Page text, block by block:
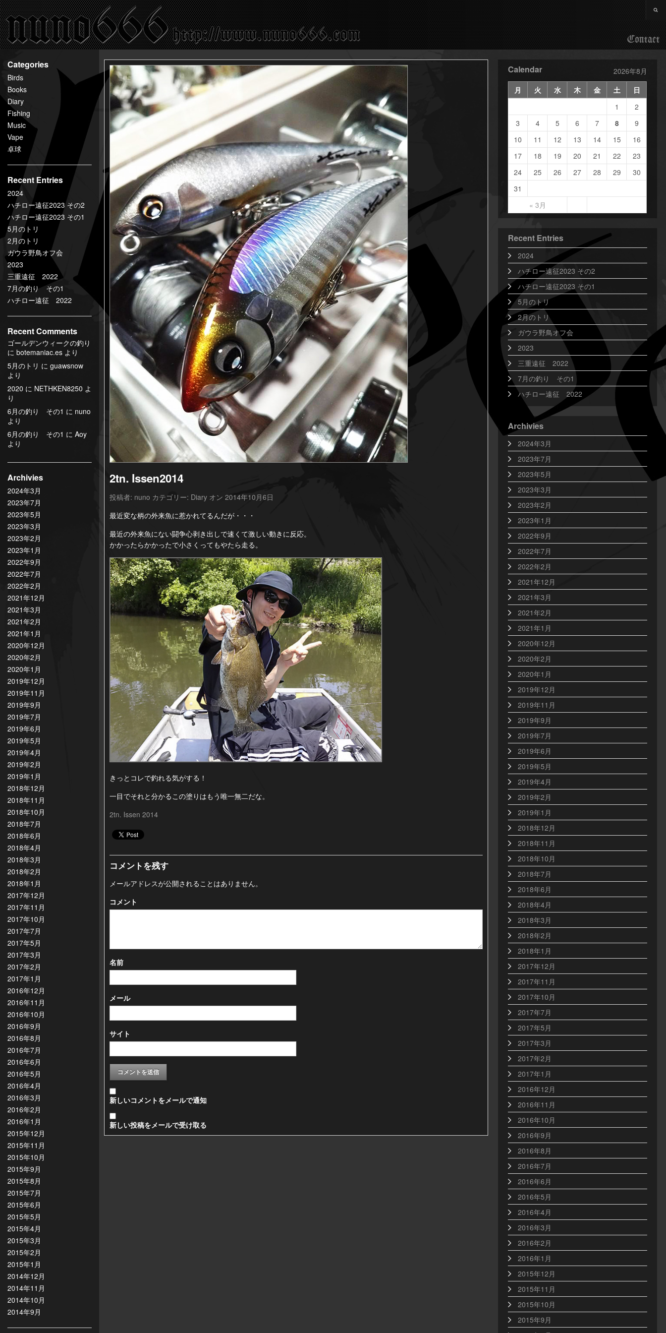
nuno666
百
鬼
夜
行
Categories
Birds
Books
Diary
Fishing
Music
Vape
卓球
Recent Entries
2024
ハチロー遠征2023 その2
ハチロー遠征2023 その1
5月のトリ
2月のトリ
ガウラ野鳥オフ会
2023
三重遠征 2022
7月の釣り その1
ハチロー遠征 2022
Recent Comments
ゴールデンウィークの釣り
に botemaniac.es より
5月のトリ に guawsnow
より
2020 に NETHKEN8250 よ
り
6月の釣り その1 に nuno
より
6月の釣り その1 に Aoy
より
Archivies
2024年3月
2023年7月
2023年5月
2023年3月
2023年2月
2023年1月
2022年9月
2022年7月
2022年2月
2021年12月
2021年3月
2021年2月
2021年1月
2020年12月
2020年2月
2020年1月
2019年12月
2019年11月
2019年9月
2019年7月
2019年6月
2019年5月
2019年4月
2019年2月
2019年1月
2018年12月
2018年11月
2018年10月
2018年7月
2018年6月
2018年4月
2018年3月
2018年2月
2018年1月
2017年12月
2017年11月
2017年10月
2017年7月
2017年5月
2017年3月
2017年2月
2017年1月
2016年12月
2016年11月
2016年10月
2016年9月
2016年8月
2016年7月
2016年6月
2016年5月
2016年4月
2016年3月
2016年2月
2016年1月
2015年12月
2015年11月
2015年10月
2015年9月
2015年8月
2015年7月
2015年6月
2015年5月
2015年4月
2015年3月
2015年2月
2015年1月
2014年12月
2014年11月
2014年10月
2014年9月
2tn. Issen2014
投稿者: nuno カテゴリー: Diary オン 2014年10月6日
最近変な柄の外来魚に惹かれてるんだが・・・
最近の外来魚にない闘争心剥き出しで速くて激しい動きに反応。
かかったらかかったで小さくってもやたら走る。
きっとコレで釣れる気がする！
一目でそれと分かるこの塗りはもう唯一無二だな。
2tn. Issen 2014
コメントを残す
メールアドレスが公開されることはありません。
コメント
名前
メール
サイト
新しいコメントをメールで通知
新しい投稿をメールで受け取る
Calendar
2026年8月
月
火 水 木 金 土 日
« 3月
1
2
3
4 5 6 7 8
9
10
11 12 13 14 15
16
17
18 19 20 21 22
23
24
25 26 27 28 29
30
31
Recent Entries
2024
ハチロー遠征2023 その2
ハチロー遠征2023 その1
5月のトリ
2月のトリ
ガウラ野鳥オフ会
2023
三重遠征 2022
7月の釣り その1
ハチロー遠征 2022
Archivies
2024年3月
2023年7月
2023年5月
2023年3月
2023年2月
2023年1月
2022年9月
2022年7月
2022年2月
2021年12月
2021年3月
2021年2月
2021年1月
2020年12月
2020年2月
2020年1月
2019年12月
2019年11月
2019年9月
2019年7月
2019年6月
2019年5月
2019年4月
2019年2月
2019年1月
2018年12月
2018年11月
2018年10月
2018年7月
2018年6月
2018年4月
2018年3月
2018年2月
2018年1月
2017年12月
2017年11月
2017年10月
2017年7月
2017年5月
2017年3月
2017年2月
2017年1月
2016年12月
2016年11月
2016年10月
2016年9月
2016年8月
2016年7月
2016年6月
2016年5月
2016年4月
2016年3月
2016年2月
2016年1月
2015年12月
2015年11月
2015年10月
2015年9月